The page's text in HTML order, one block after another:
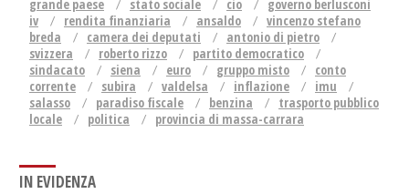
grande paese
stato sociale cio
governo berlusconi
iv
rendita finanziaria ansaldo
vincenzo stefano
breda
camera dei deputati
antonio di pietro
svizzera
roberto rizzo
partito democratico
sindacato
siena euro gruppo misto
conto
corrente
subira valdelsa inflazione
imu
salasso
paradiso fiscale benzina
trasporto pubblico
locale
politica provincia di massa-carrara
IN EVIDENZA